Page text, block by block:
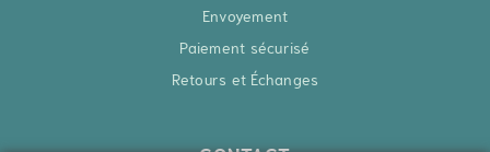
Envoyement
Paiement sécurisé
Retours et Échanges